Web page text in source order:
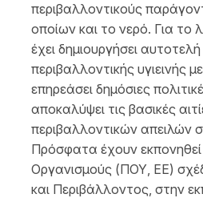
περιβαλλοντικούς
οποίων και το νερό. Για
έχει δημιουργήσει
περιβαλλοντικής υγιεινής
επηρεάσει δημόσιες
αποκαλύψει τις βασικές
περιβαλλοντικών απειλών
Πρόσφατα έχουν εκπονηθεί
Οργανισμούς (ΠΟΥ, ΕΕ)
και Περιβάλλοντος, στην